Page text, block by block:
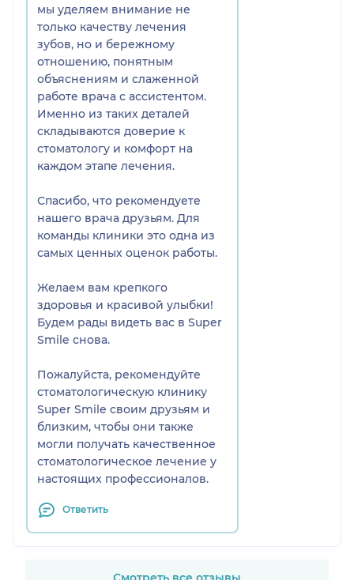
мы уделяем внимание не
только качеству лечения
зубов, но и бережному
отношению, понятным
объяснениям и слаженной
работе врача с ассистентом.
Именно из таких деталей
складываются доверие к
стоматологу и комфорт на
каждом этапе лечения.
Спасибо, что рекомендуете
нашего врача друзьям. Для
команды клиники это одна из
самых ценных оценок работы.
Желаем вам крепкого
здоровья и красивой улыбки!
Будем рады видеть вас в Super
Smile снова.
Пожалуйста, рекомендуйте
стоматологическую клинику
Super Smile своим друзьям и
близким, чтобы они также
могли получать качественное
стоматологическое лечение у
настоящих профессионалов.
Ответить